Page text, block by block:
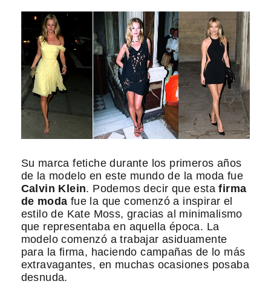
Su marca fetiche durante los primeros años
de la modelo en este mundo de la moda fue
Calvin Klein. Podemos decir que estafirma
de moda fue la que comenzó a inspirar el
estilo de Kate Moss, gracias al minimalismo
que representaba en aquella época. La
modelo comenzó a trabajar asiduamente
para la firma, haciendo campañas de lo más
extravagantes, en muchas ocasiones posaba
desnuda.